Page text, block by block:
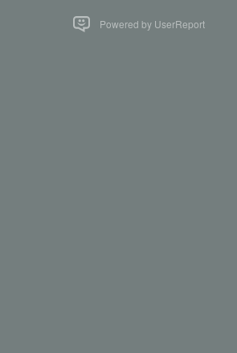
Powered by UserReport